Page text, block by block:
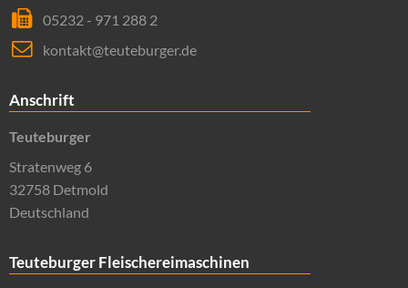
05232 - 971 288 2
kontakt@teuteburger.de
Anschrift
Teuteburger
Stratenweg 6
32758 Detmold
Deutschland
Teuteburger Fleischereimaschinen